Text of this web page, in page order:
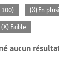
100) (X) En
(X) Faible
aucun